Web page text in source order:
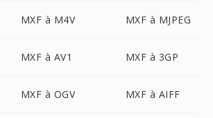
MXF à M4V MXF à MJPEG
MXF à AV1 MXF à 3GP
MXF à OGV MXF à AIFF